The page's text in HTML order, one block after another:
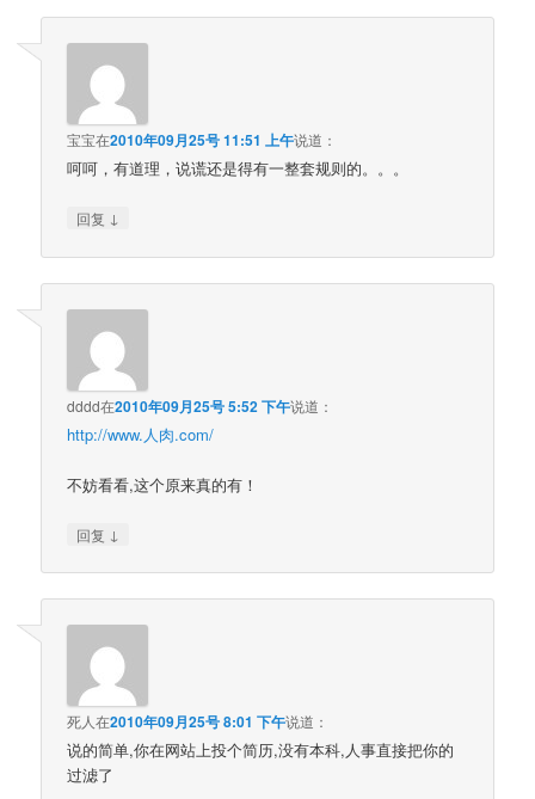
宝宝在2010年09月25号 11:51 上午说道：
呵呵，有道理，说谎还是得有一整套规则的。。。
回复 ↓
dddd在2010年09月25号 5:52 下午说道：
http://www.人肉.com/
不妨看看,这个原来真的有！
回复 ↓
死人在2010年09月25号 8:01 下午说道：
说的简单,你在网站上投个简历,没有本科,人事直接把你的
过滤了